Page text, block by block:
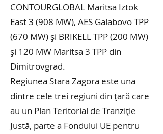
CONTOURGLOBAL Maritsa Iztok
East 3 (908 MW), AES Galabovo TPP
(670 MW) și BRIKELL TPP (200 MW)
și 120 MW Maritsa 3 TPP din
Dimitrovgrad.
Regiunea Stara Zagora este una
dintre cele trei regiuni din țară care
au un Plan Teritorial de Tranziție
Justă, parte a Fondului UE pentru